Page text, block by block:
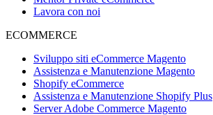
Lavora con noi
ECOMMERCE
Sviluppo siti eCommerce Magento
Assistenza e Manutenzione Magento
Shopify eCommerce
Assistenza e Manutenzione Shopify Plus
Server Adobe Commerce Magento